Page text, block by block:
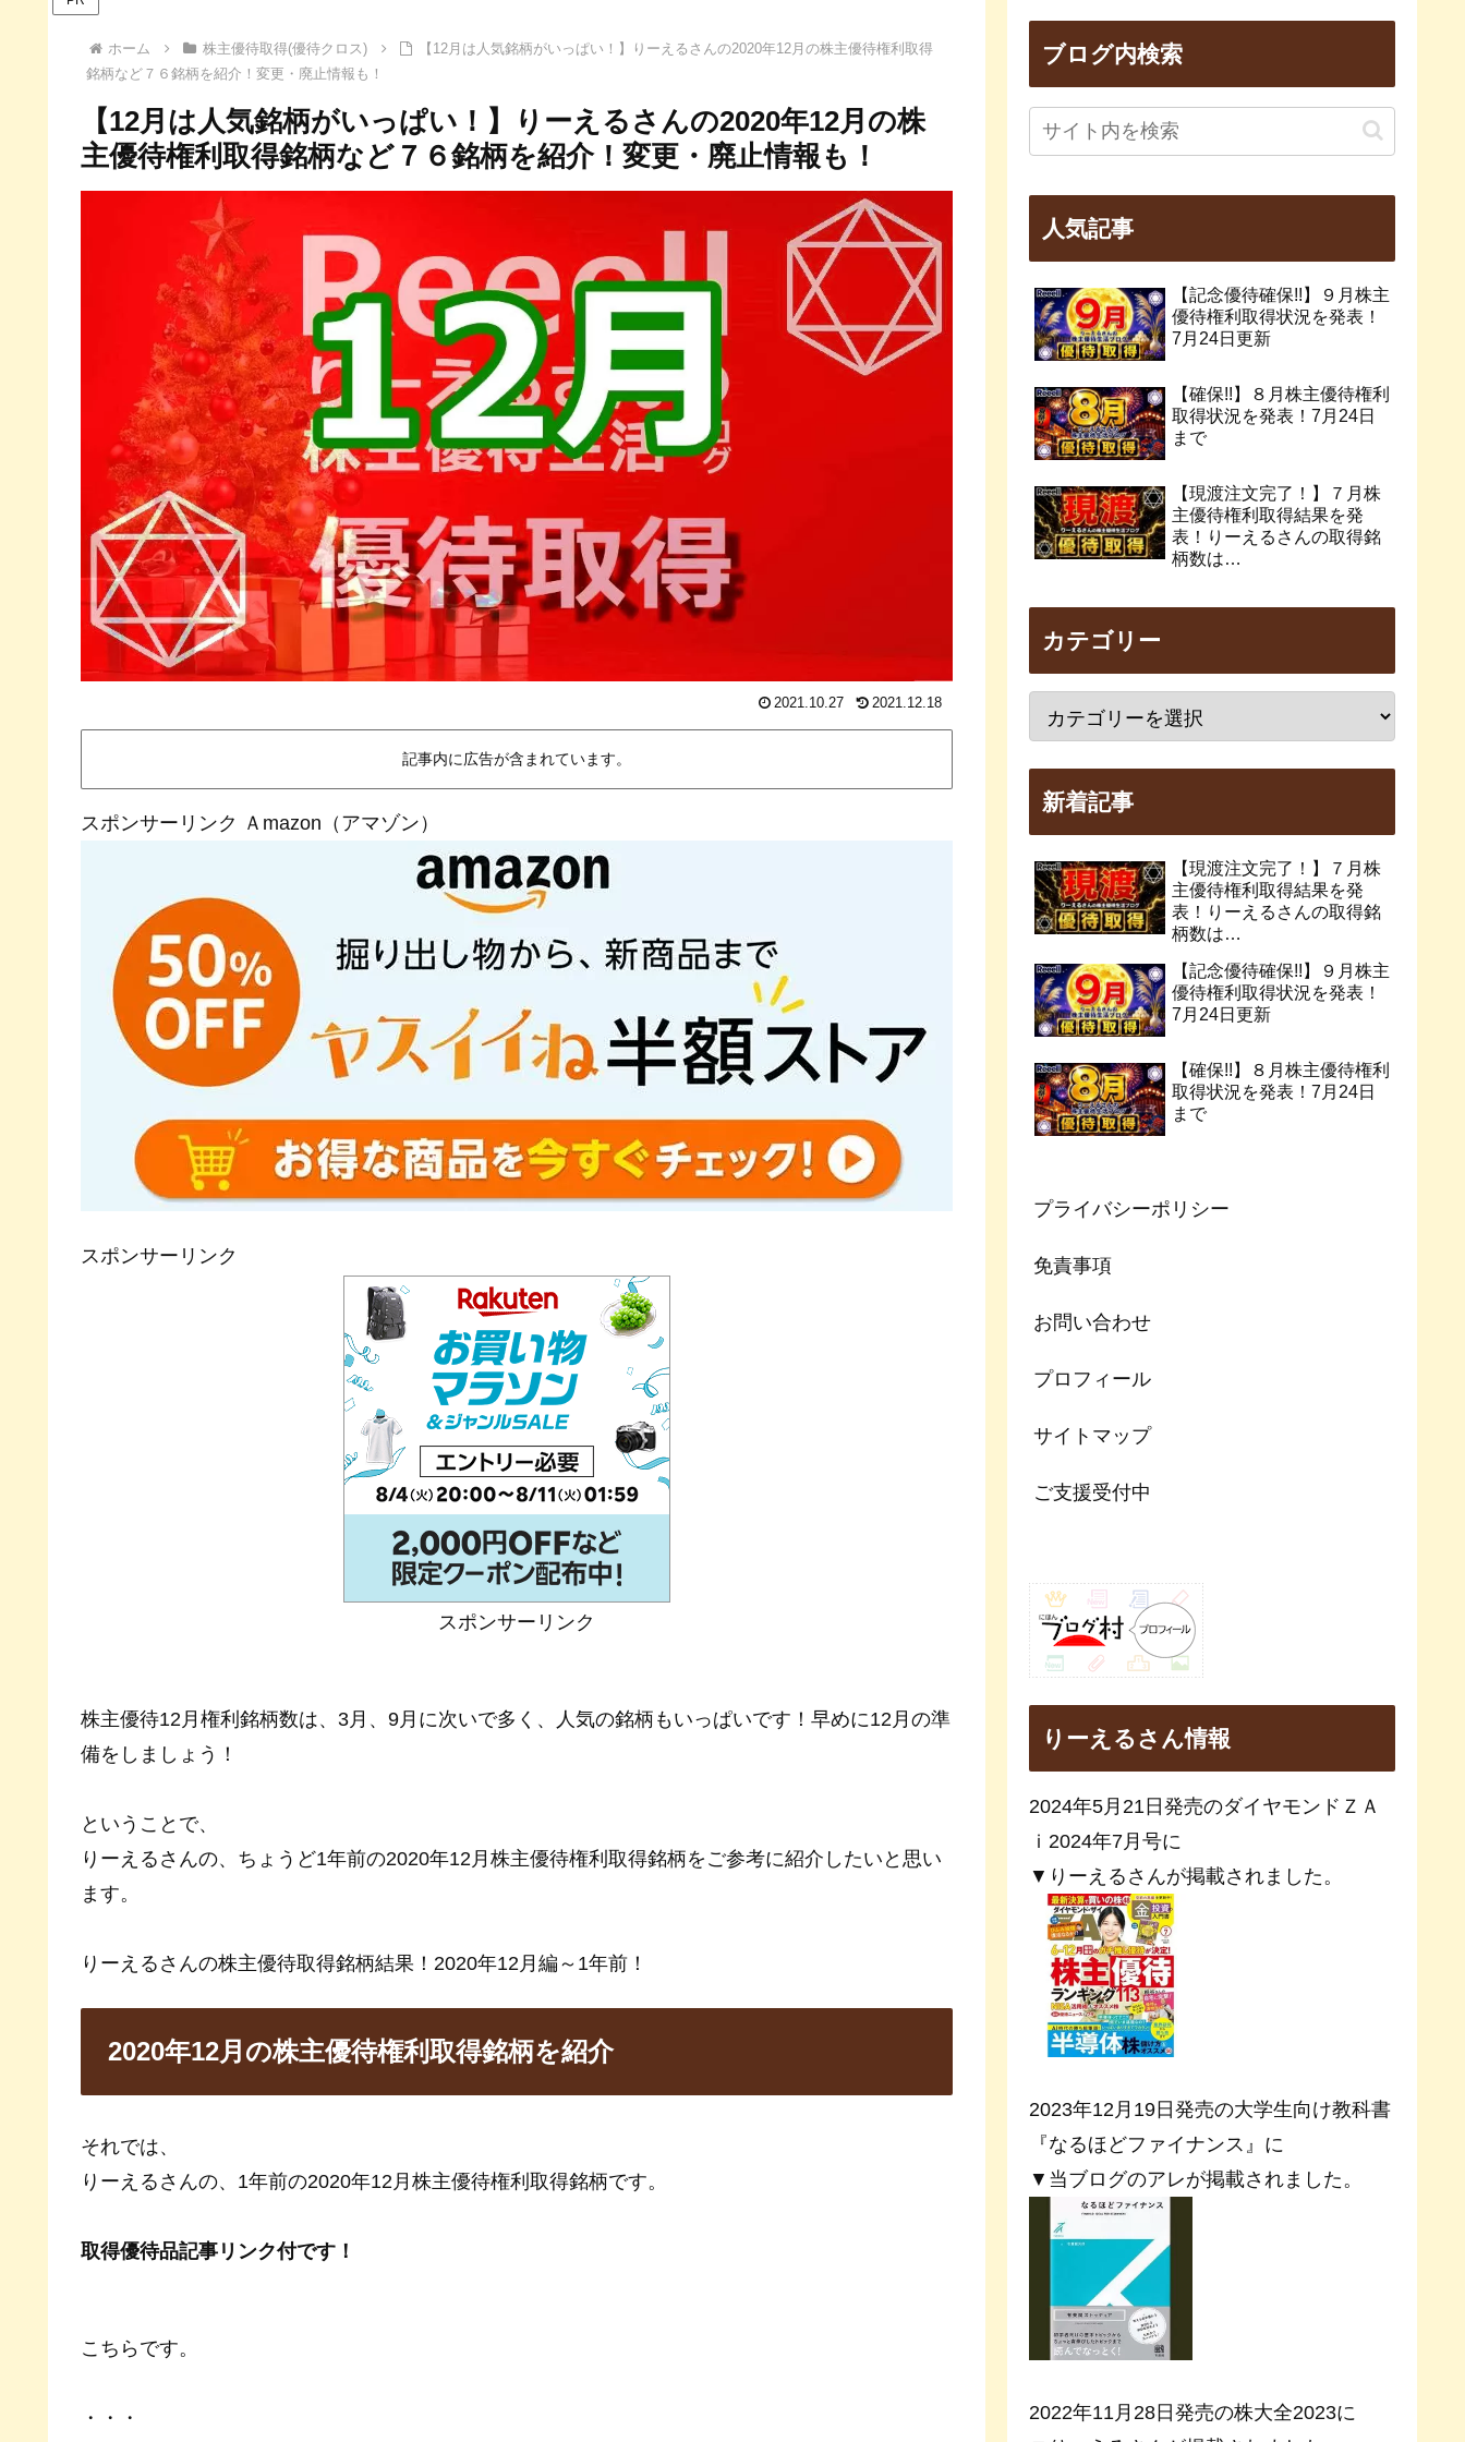
ホーム 株主優待取得(優待クロス)
【12月は人気銘柄がいっぱい！】りーえるさんの2020年12月の株主優待権利取得
銘柄など７６銘柄を紹介！変更・廃止情報も！
【12月は人気銘柄がいっぱい！】りーえるさんの2020年12月の株
主優待権利取得銘柄など７６銘柄を紹介！変更・廃止情報も！
2021.10.27 2021.12.18
記事内に広告が含まれています。
スポンサーリンク Ａmazon（アマゾン）
スポンサーリンク
スポンサーリンク
株主優待12月権利銘柄数は、3月、9月に次いで多く、人気の銘柄もいっぱいです！早めに12月の準
備をしましょう！
ということで、
りーえるさんの、ちょうど1年前の2020年12月株主優待権利取得銘柄をご参考に紹介したいと思い
ます。
りーえるさんの株主優待取得銘柄結果！2020年12月編～1年前！
2020年12月の株主優待権利取得銘柄を紹介
それでは、
りーえるさんの、1年前の2020年12月株主優待権利取得銘柄です。
取得優待品記事リンク付です！
こちらです。
・・・
ブログ内検索
人気記事
【記念優待確保!!】９月株主
優待権利取得状況を発表！
7月24日更新
【確保!!】８月株主優待権利
取得状況を発表！7月24日
まで
【現渡注文完了！】７月株
主優待権利取得結果を発
表！りーえるさんの取得銘
柄数は…
カテゴリー
新着記事
【現渡注文完了！】７月株
主優待権利取得結果を発
表！りーえるさんの取得銘
柄数は…
【記念優待確保!!】９月株主
優待権利取得状況を発表！
7月24日更新
【確保!!】８月株主優待権利
取得状況を発表！7月24日
まで
プライバシーポリシー
免責事項
お問い合わせ
プロフィール
サイトマップ
ご支援受付中
りーえるさん情報
2024年5月21日発売のダイヤモンドＺＡ
ｉ2024年7月号に
▼りーえるさんが掲載されました。
2023年12月19日発売の大学生向け教科書
『なるほどファイナンス』に
▼当ブログのアレが掲載されました。
2022年11月28日発売の株大全2023に